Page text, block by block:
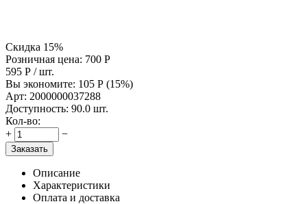
Скидка 15%
Розничная цена: 700 Р
595 Р / шт.
Вы экономите: 105 Р (15%)
Арт: 2000000037288
Доступность: 90.0 шт.
Кол-во:
+
−
Заказать
Описание
Характеристики
Оплата и доставка